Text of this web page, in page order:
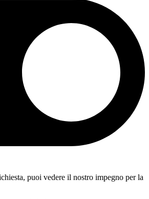
puoi vedere il nostro impegno per la